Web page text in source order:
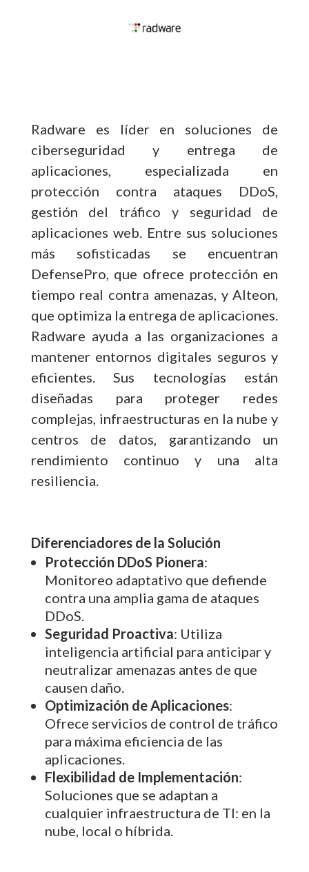
Radware es líder en soluciones de
ciberseguridad y entrega de
aplicaciones, especializada en
protección contra ataques DDoS,
gestión del tráfico y seguridad de
aplicaciones web. Entre sus soluciones
más sofisticadas se encuentran
DefensePro, que ofrece protección en
tiempo real contra amenazas, y Alteon,
que optimiza la entrega de aplicaciones.
Radware ayuda a las organizaciones a
mantener entornos digitales seguros y
eficientes. Sus tecnologías están
diseñadas para proteger redes
complejas, infraestructuras en la nube y
centros de datos, garantizando un
rendimiento continuo y una alta
resiliencia.
Diferenciadores de la Solución
Protección DDoS Pionera:
Monitoreo adaptativo que defiende
contra una amplia gama de ataques
DDoS.
Seguridad Proactiva: Utiliza
inteligencia artificial para anticipar y
neutralizar amenazas antes de que
causen daño.
Optimización de Aplicaciones:
Ofrece servicios de control de tráfico
para máxima eficiencia de las
aplicaciones.
Flexibilidad de Implementación:
Soluciones que se adaptan a
cualquier infraestructura de TI: en la
nube, local o híbrida.